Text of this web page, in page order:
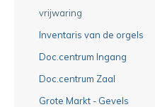
vrijwaring
Inventaris van de orgels
Doc.centrum Ingang
Doc.centrum Zaal
Grote Markt - Gevels